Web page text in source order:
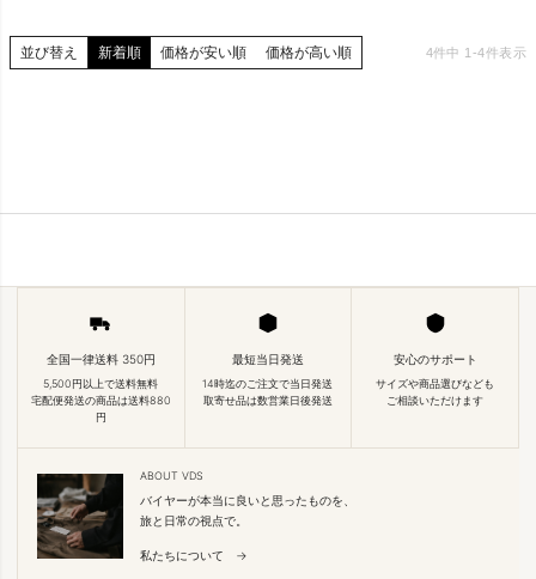
並び替え 新着順 価格が安い順 価格が高い順 4件中 1 -4件表示
全国一律送料 350円
5,500円以上で送料無料
宅配便発送の商品は送料880
円
最短当日発送
14時迄のご注文で当日発送
取寄せ品は数営業日後発送
安心のサポート
サイズや商品選びなども
ご相談いただけます
ABOUT VDS
バイヤーが本当に良いと思ったものを、
旅と日常の視点で。
私たちについて →